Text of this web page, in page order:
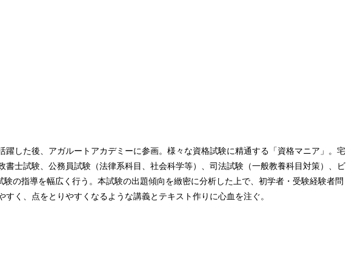
躍した後、アガルートアカデミーに参画。様々な資格試験に精通する「資格マニア」。宅
書士試験、公務員試験（法律系科目、社会科学等）、司法試験（一般教養科目対策）、ビ
の指導を幅広く行う。本試験の出題傾向を緻密に分析した上で、初学者・受験経験者問
すく、点をとりやすくなるような講義とテキスト作りに心血を注ぐ。